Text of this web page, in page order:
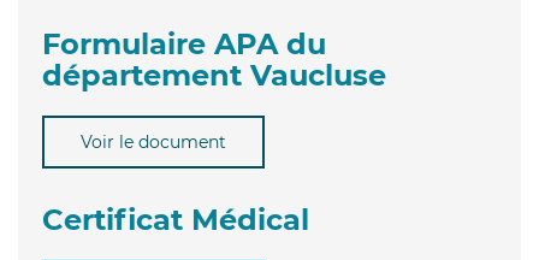
Formulaire APA du
département Vaucluse
Voir le document
Certificat Médical